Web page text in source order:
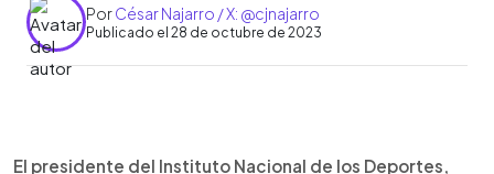
PorCésar Najarro / X: @cjnajarro
Publicado el 28 de octubre de 2023
► Escuchar artículo
El presidente del Instituto Nacional de los Deportes,